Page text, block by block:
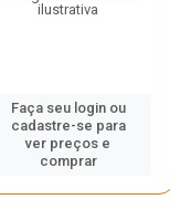
ilustrativa
Faça seu login ou
cadastre-se para
ver preços e
comprar